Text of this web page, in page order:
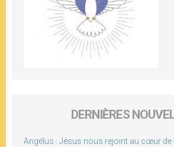
DERNIÈRES
Angélus : Jésus nous rejoint au cœur de